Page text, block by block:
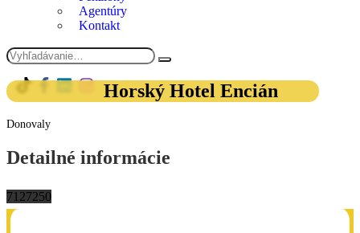
Agentúry
Kontakt
Horský Hotel Encián
Donovaly
Detailné informácie
71 27250